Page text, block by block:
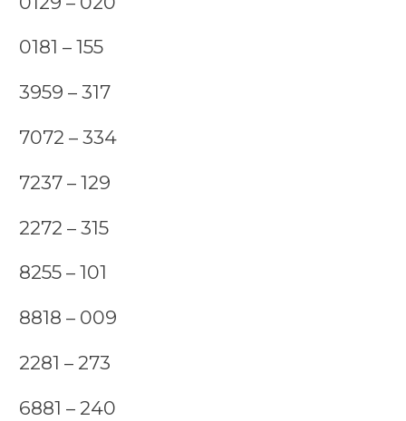
0181 – 155
3959 – 317
7072 – 334
7237 – 129
2272 – 315
8255 – 101
8818 – 009
2281 – 273
6881 – 240